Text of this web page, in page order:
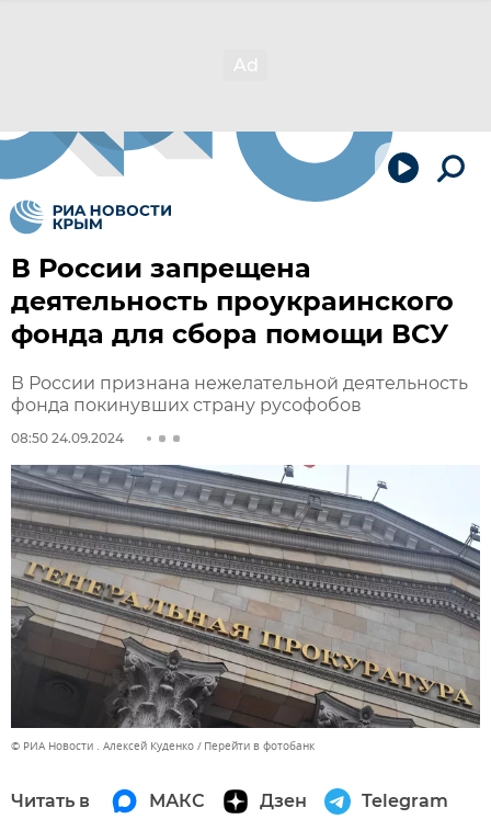
В России запрещена
деятельность проукраинского
фонда для сбора помощи ВСУ
В России признана нежелательной деятельность
фонда покинувших страну русофобов
08:50 24.09.2024
© РИА Новости . Алексей Куденко Перейти в фотобанк
Читать в МАКС Дзен Telegram